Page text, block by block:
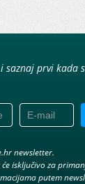
saznaj prvi kada
newsletter.
isključivo za
putem